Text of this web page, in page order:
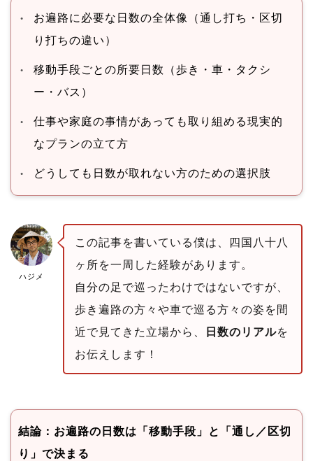
お遍路に必要な日数の全体像（通し打ち・区切
り打ちの違い）
移動手段ごとの所要日数（歩き・車・タクシ
ー・バス）
仕事や家庭の事情があっても取り組める現実的
なプランの立て方
どうしても日数が取れない方のための選択肢
ハジメ
この記事を書いている僕は、四国八十八
ヶ所を一周した経験があります。
自分の足で巡ったわけではないですが、
歩き遍路の方々や車で巡る方々の姿を間
近で見てきた立場から、
日数のリアルを
お伝えします！
結論：お遍路の日数は「移動手段」と「通し／区切
り」で決まる